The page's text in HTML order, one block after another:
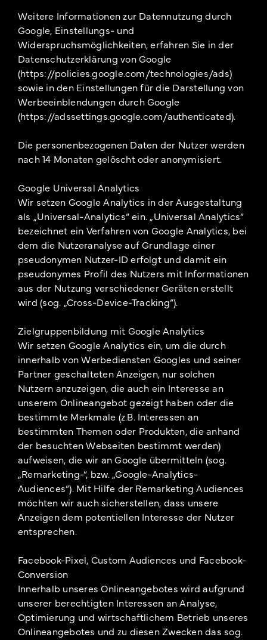
Weitere Informationen zur Datennutzung durch
Google, Einstellungs- und
Widerspruchsmöglichkeiten, erfahren Sie in der
Datenschutzerklärung von Google
(https://policies.google.com/technologies/ads)
sowie in den Einstellungen für die Darstellung von
Werbeeinblendungen durch Google
(https://adssettings.google.com/authenticated).
Die personenbezogenen Daten der Nutzer werden
nach 14 Monaten gelöscht oder anonymisiert.
Google Universal Analytics
Wir setzen Google Analytics in der Ausgestaltung
als „Universal-Analytics“ ein. „Universal Analytics“
bezeichnet ein Verfahren von Google Analytics, bei
dem die Nutzeranalyse auf Grundlage einer
pseudonymen Nutzer-ID erfolgt und damit ein
pseudonymes Profil des Nutzers mit Informationen
aus der Nutzung verschiedener Geräten erstellt
wird (sog. „Cross-Device-Tracking“).
Zielgruppenbildung mit Google Analytics
Wir setzen Google Analytics ein, um die durch
innerhalb von Werbediensten Googles und seiner
Partner geschalteten Anzeigen, nur solchen
Nutzern anzuzeigen, die auch ein Interesse an
unserem Onlineangebot gezeigt haben oder die
bestimmte Merkmale (z.B. Interessen an
bestimmten Themen oder Produkten, die anhand
der besuchten Webseiten bestimmt werden)
aufweisen, die wir an Google übermitteln (sog.
„Remarketing-“, bzw. „Google-Analytics-
Audiences“). Mit Hilfe der Remarketing Audiences
möchten wir auch sicherstellen, dass unsere
Anzeigen dem potentiellen Interesse der Nutzer
entsprechen.
Facebook-Pixel, Custom Audiences und Facebook-
Conversion
Innerhalb unseres Onlineangebotes wird aufgrund
unserer berechtigten Interessen an Analyse,
Optimierung und wirtschaftlichem Betrieb unseres
Onlineangebotes und zu diesen Zwecken das sog.